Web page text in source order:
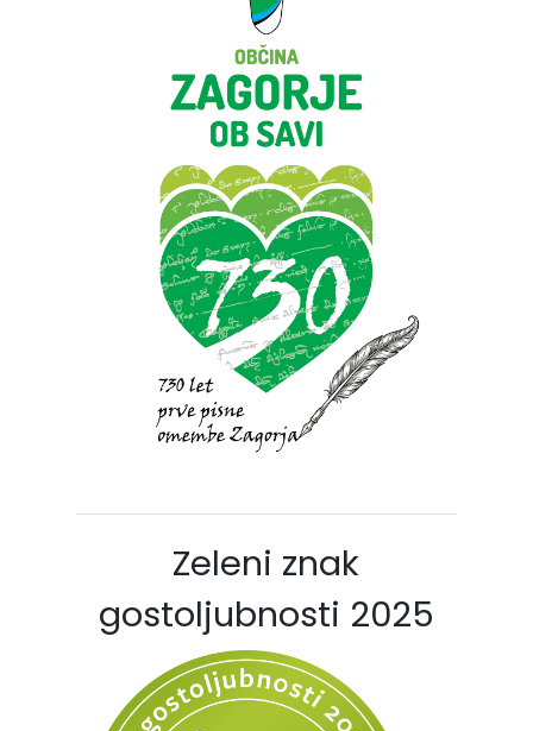
Zeleni znak
gostoljubnosti 2025